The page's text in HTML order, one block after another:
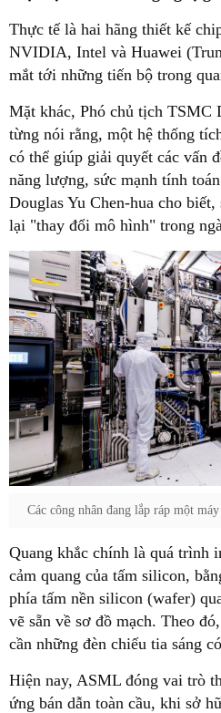
Thực tế là hai hãng thiết kế
NVIDIA, Intel và Huawei
mắt tới những tiến bộ trong
Mặt khác, Phó chủ tịch TSMC
từng nói rằng, một hệ thống
có thể giúp giải quyết các vấn
năng lượng, sức mạnh tính
Douglas Yu Chen-hua cho
lại "thay đổi mô hình" trong
Các công nhân đang lắp ráp một
Quang khắc chính là quá trình
cảm quang của tấm silicon,
phía tấm nền silicon (wafer)
vẽ sẵn về sơ đồ mạch. Theo
cần những đèn chiếu tia sáng
Hiện nay, ASML đóng vai trò
ứng bán dẫn toàn cầu, khi sở